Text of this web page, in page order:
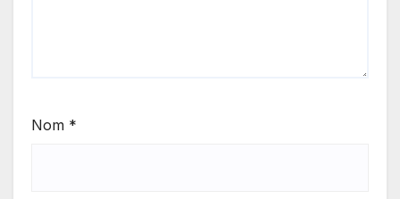
Nom *